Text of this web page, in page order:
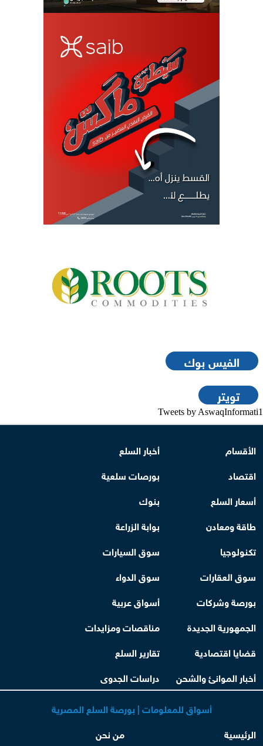
الفيس بوك
تويتر
Tweets by AswaqInformati1
الأقسام
أخبار السلع
اقتصاد
بورصات سلعية
أسعار السلع
بنوك
طاقة ومعادن
بوابة الزراعة
تكنولوجيا
سوق السيارات
سوق العقارات
سوق الدواء
بورصة وشركات
أسواق عربية
الجمهورية الجديدة
مناقصات ومزايدات
قضايا اقتصادية
تقارير السلع
أخبار الموانئ والشحن
دراسات الجدوى
أسواق للمعلومات | بورصة السلع المصرية
الرئيسية
من نحن